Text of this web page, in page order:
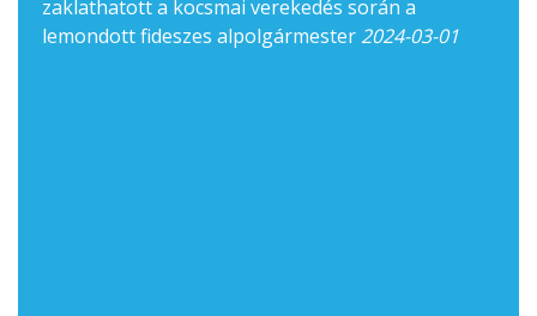
zaklathatott a kocsmai verekedés során a
lemondott fideszes alpolgármester 2024-03-01